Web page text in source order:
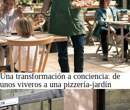
Una transformación a conciencia: de
unos viveros a una pizzería-jardín